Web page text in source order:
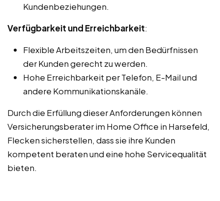
Kundenbeziehungen.
Verfügbarkeit und Erreichbarkeit:
Flexible Arbeitszeiten, um den Bedürfnissen
der Kunden gerecht zu werden.
Hohe Erreichbarkeit per Telefon, E-Mail und
andere Kommunikationskanäle.
Durch die Erfüllung dieser Anforderungen können
Versicherungsberater im Home Office in Harsefeld,
Flecken sicherstellen, dass sie ihre Kunden
kompetent beraten und eine hohe Servicequalität
bieten.